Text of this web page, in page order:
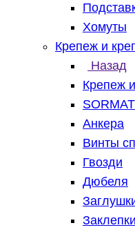
Хомуты
Крепеж и
Назад
Крепеж
SORMAT
Анкера
Винты
Гвозди
Дюбеля